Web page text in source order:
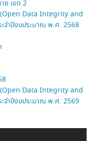
ย เขต 2
(Open Data Integrity and
จำปีงบประมาณ พ.ศ. 2568
(Open Data Integrity and
จำปีงบประมาณ พ.ศ. 2569